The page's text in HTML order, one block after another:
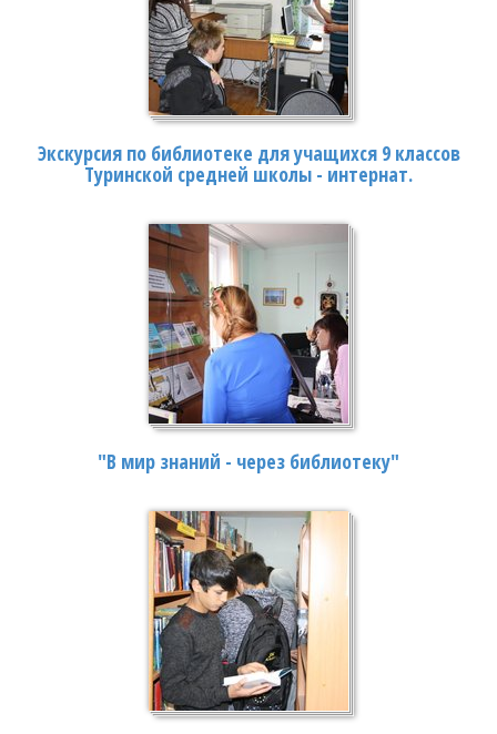
Экскурсия по библиотеке для учащихся 9 классов
Туринской средней школы - интернат.
"В мир знаний - через библиотеку"